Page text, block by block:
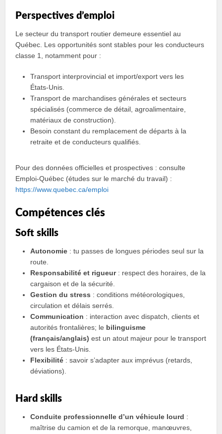
Perspectives d’emploi
Le secteur du transport routier demeure essentiel au
Québec. Les opportunités sont stables pour les conducteurs
classe 1, notamment pour :
Transport interprovincial et import/export vers les
États‑Unis.
Transport de marchandises générales et secteurs
spécialisés (commerce de détail, agroalimentaire,
matériaux de construction).
Besoin constant du remplacement de départs à la
retraite et de conducteurs qualifiés.
Pour des données officielles et prospectives : consulte
Emploi‑Québec (études sur le marché du travail) :
https://www.quebec.ca/emploi
Compétences clés
Soft skills
Autonomie : tu passes de longues périodes seul sur la
route.
Responsabilité et rigueur: respect des horaires, de la
cargaison et de la sécurité.
Gestion du stress : conditions météorologiques,
circulation et délais serrés.
Communication : interaction avec dispatch, clients et
autorités frontalières; le bilinguisme
(français/anglais) est un atout majeur pour le transport
vers les États‑Unis.
Flexibilité : savoir s’adapter aux imprévus (retards,
déviations).
Hard skills
Conduite professionnelle d’un véhicule lourd :
maîtrise du camion et de la remorque, manœuvres,